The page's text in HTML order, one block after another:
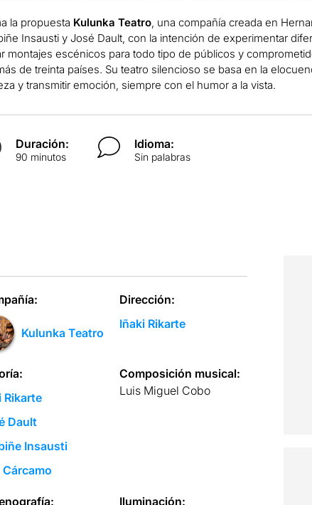
la propuesta Kulunka Teatro, una compañía creada en
Insausti y José Dault, con la intención de experimentar
montajes escénicos para todo tipo de públicos y
de treinta países. Su teatro silencioso se basa en la
y transmitir emoción, siempre con el humor a la vista.
Duración:
90 minutos
Idioma:
Sin palabras
Kulunka Teatro
Dirección:
Iñaki Rikarte
Rikarte
Dault
Insausti
Cárcamo
Composición musical:
Luis Miguel Cobo
Iluminación: